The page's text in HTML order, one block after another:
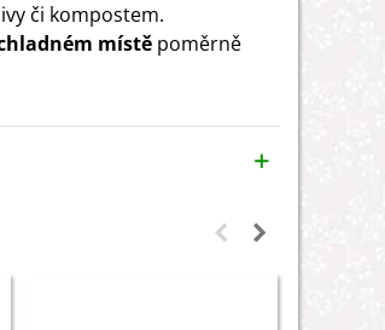
či kompostem.
místě poměrně